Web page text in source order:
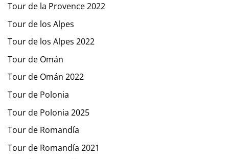
Tour de la Provence 2022
Tour de los Alpes
Tour de los Alpes 2022
Tour de Omán
Tour de Omán 2022
Tour de Polonia
Tour de Polonia 2025
Tour de Romandía
Tour de Romandía 2021